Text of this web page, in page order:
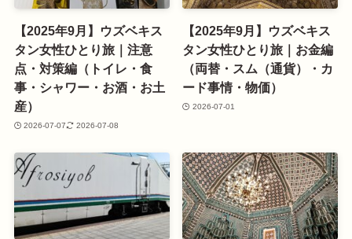
【2025年9月】ウズベキス
タン女性ひとり旅｜注意
点・対策編（トイレ・食
事・シャワー・お酒・お土
産）
2026-07-07 2026-07-08
【2025年9月】ウズベキス
タン女性ひとり旅｜お金編
（両替・スム（通貨）・カ
ード事情・物価）
2026-07-01